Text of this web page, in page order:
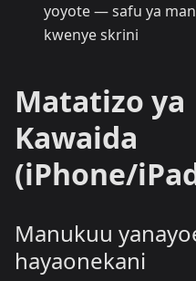
yoyote — safu ya
kwenye skrini
Matatizo ya
Kawaida
(iPhone/
Manukuu
hayaonekani